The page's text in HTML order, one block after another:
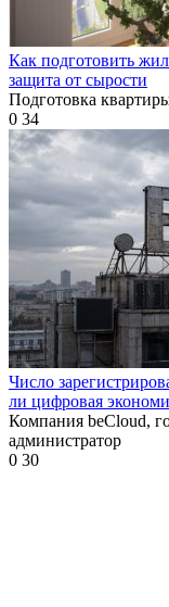
Как подготовить
защита от сырости
Подготовка
0 34
Число
ли цифровая
Компания beCloud,
администратор
0 30